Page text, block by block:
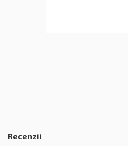
Recenzii